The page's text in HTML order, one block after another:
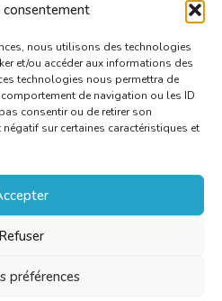
consentement
nous utilisons des technologies
et/ou accéder aux informations des
technologies nous permettra de
de navigation ou les ID
consentir ou de retirer son
sur certaines caractéristiques et
Refuser
préférences